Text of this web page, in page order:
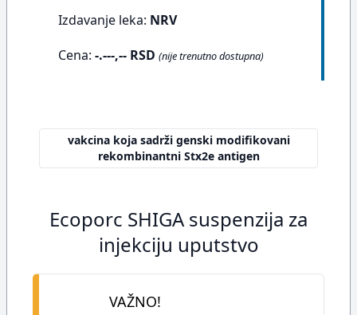
Izdavanje leka: NRV
Cena: -.---,-- RSD (nije trenutno dostupna)
vakcina koja sadrži genski modifikovani
rekombinantni Stx2e antigen
Ecoporc SHIGA suspenzija za
injekciju uputstvo
VAŽNO!